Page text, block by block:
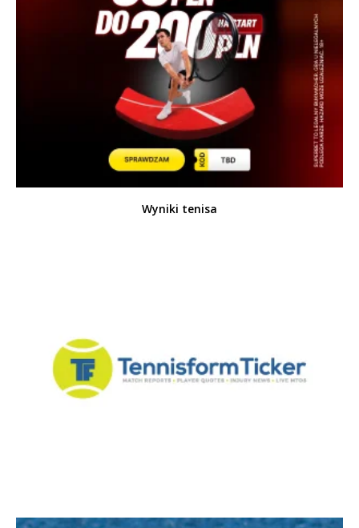
Wyniki tenisa